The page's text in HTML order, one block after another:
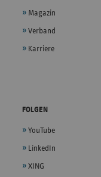
Magazin
Verband
Karriere
FOLGEN
YouTube
LinkedIn
XING